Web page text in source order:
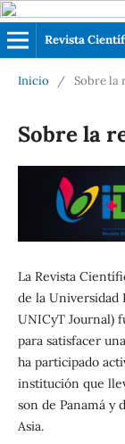
Revista
Inicio / Sobre la
Sobre la
La Revista
de la Universidad
UNICyT Journal)
para satisfacer
ha participado
institución que
son de Panamá y
Asia.